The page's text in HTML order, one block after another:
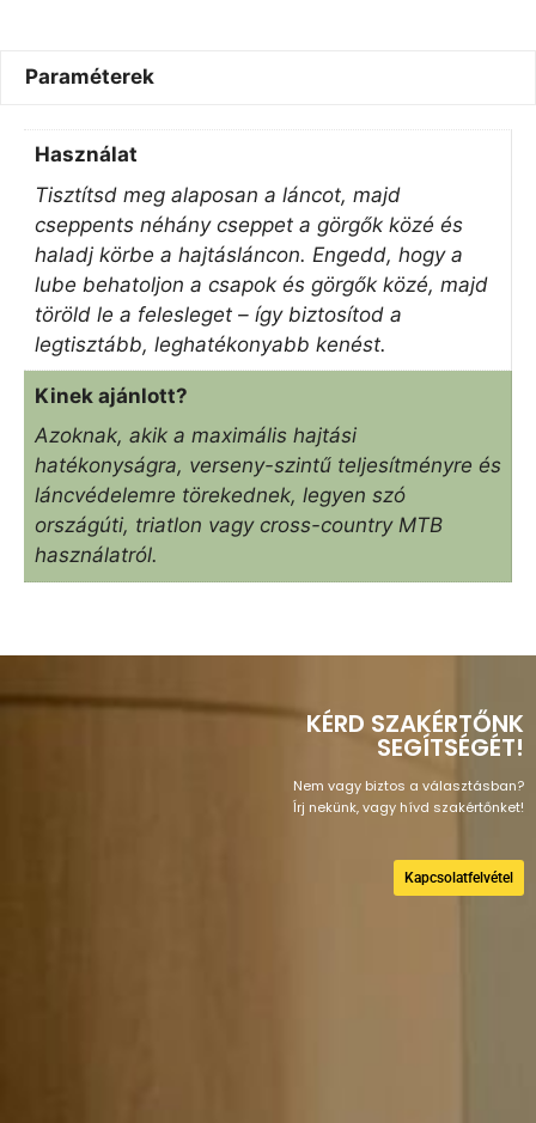
Paraméterek
Használat
Tisztítsd meg alaposan a láncot, majd
cseppents néhány cseppet a görgők közé és
haladj körbe a hajtásláncon. Engedd, hogy a
lube behatoljon a csapok és görgők közé, majd
töröld le a felesleget – így biztosítod a
legtisztább, leghatékonyabb kenést.
Kinek ajánlott?
Azoknak, akik a maximális hajtási
hatékonyságra, verseny-szintű teljesítményre és
láncvédelemre törekednek, legyen szó
országúti, triatlon vagy cross-country MTB
használatról.
KÉRD SZAKÉRTŐNK
SEGÍTSÉGÉT!
Nem vagy biztos a választásban?
Írj nekünk, vagy hívd szakértőnket!
Kapcsolatfelvétel